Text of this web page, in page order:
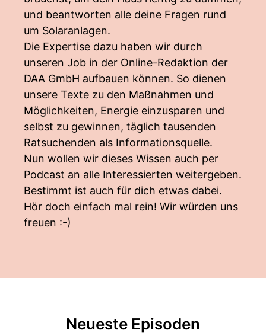
und beantworten alle deine Fragen rund
um Solaranlagen.
Die Expertise dazu haben wir durch
unseren Job in der Online-Redaktion der
DAA GmbH aufbauen können. So dienen
unsere Texte zu den Maßnahmen und
Möglichkeiten, Energie einzusparen und
selbst zu gewinnen, täglich tausenden
Ratsuchenden als Informationsquelle.
Nun wollen wir dieses Wissen auch per
Podcast an alle Interessierten weitergeben.
Bestimmt ist auch für dich etwas dabei.
Hör doch einfach mal rein! Wir würden uns
freuen :-)
Neueste Episoden